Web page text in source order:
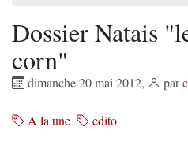
Dossier Natais
corn"
dimanche 20 mai 2012, par
A la une edito